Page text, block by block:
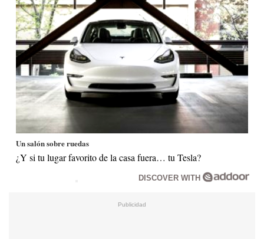
Un salón sobre ruedas
¿Y si tu lugar favorito de la casa fuera… tu Tesla?
DISCOVER WITH